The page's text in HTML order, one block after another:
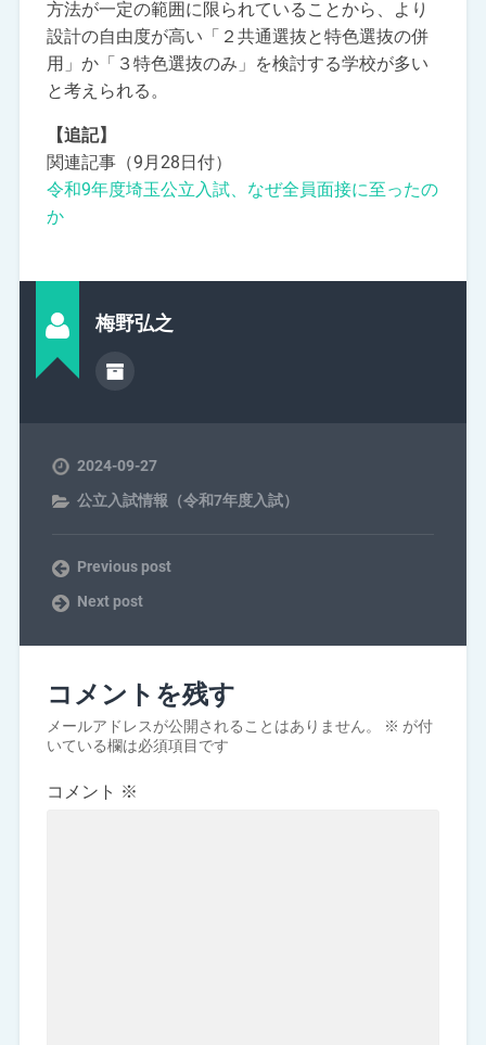
方法が一定の範囲に限られていることから、より
設計の自由度が高い「２共通選抜と特色選抜の併
用」か「３特色選抜のみ」を検討する学校が多い
と考えられる。
【追記】
関連記事（9月28日付）
令和9年度埼玉公立入試、なぜ全員面接に至ったの
か
梅野弘之
2024-09-27
公立入試情報（令和7年度入試）
Previous post
Next post
コメントを残す
メールアドレスが公開されることはありません。 ※ が付
いている欄は必須項目です
コメント ※